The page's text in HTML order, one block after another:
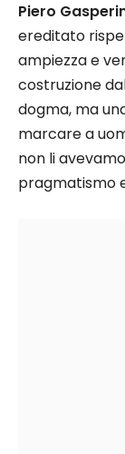
Piero
ereditato
ampiezza e
costruzione
dogma, ma
marcare a
non li
pragmatismo